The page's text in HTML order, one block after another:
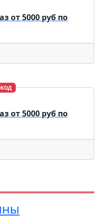
от 5000 руб по
от 5000 руб по